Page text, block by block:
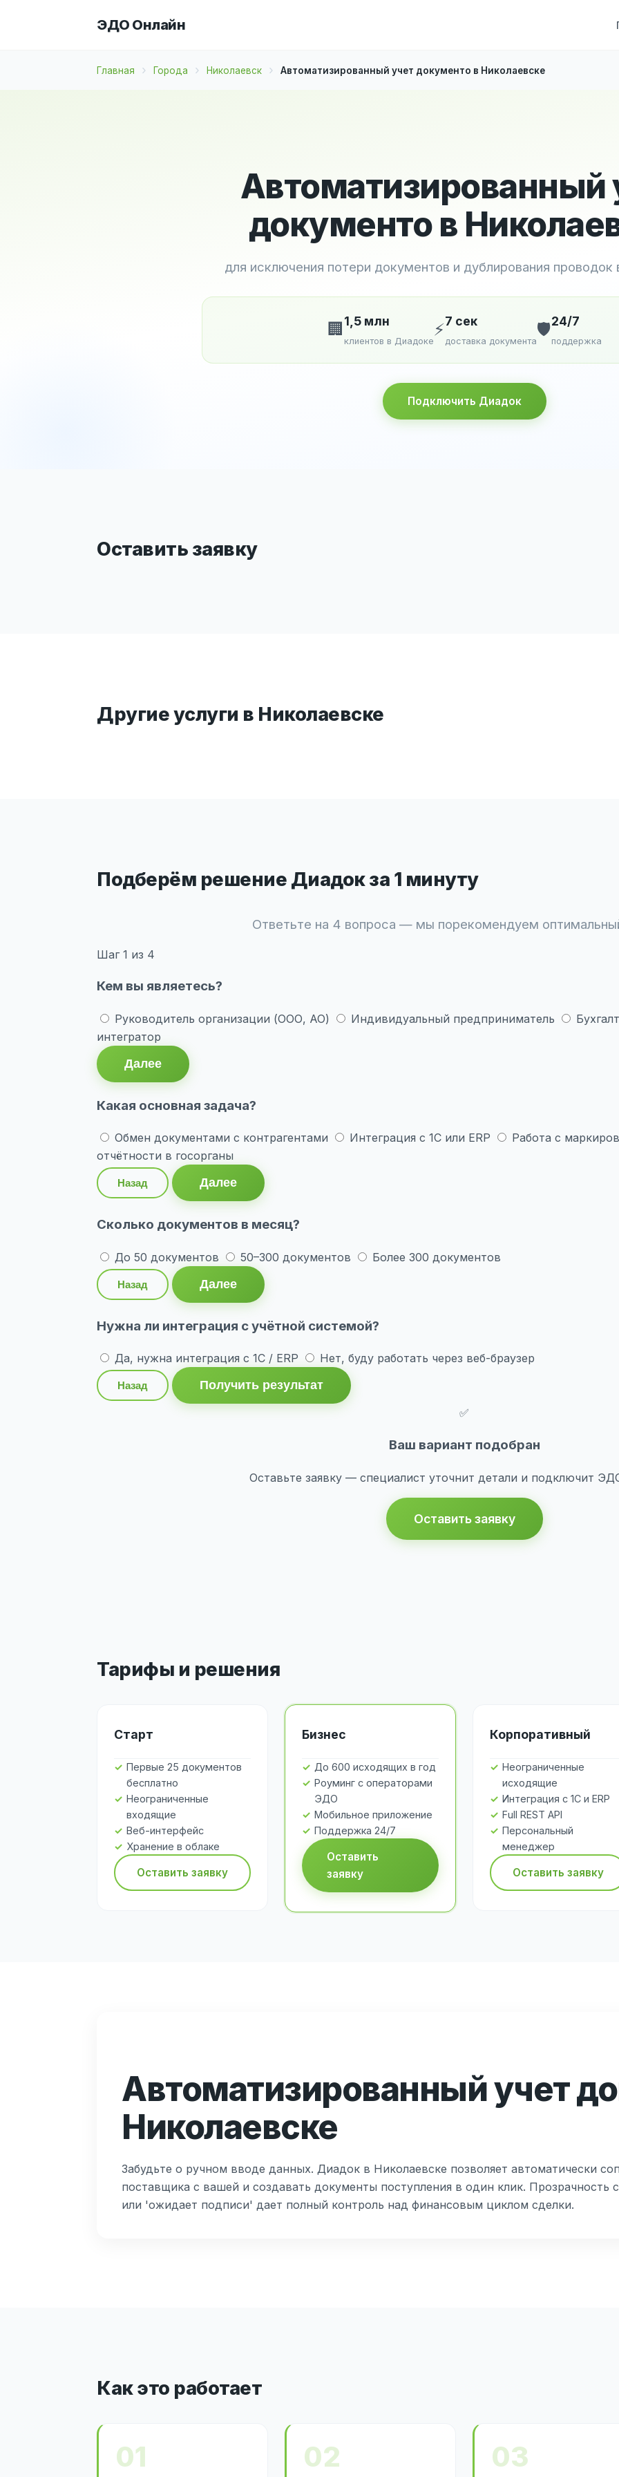
ЭДО Онлайн
Главная Города Николаевск Автоматизированный учет документо в Николаевске
Автоматизированный
документо в
для исключения потери документов и дублирования проводок
🏢 1,5 млн
клиентов в Диадоке
⚡7 сек
доставка документа
🛡️24/7
поддержка
Подключить Диадок
Оставить заявку
Другие услуги в Николаевске
Подберём решение Диадок за 1 минуту
Ответьте на 4 вопроса — мы порекомендуем
Шаг 1 из 4
Кем вы являетесь?
Руководитель организации (ООО, АО) Индивидуальный предприниматель
интегратор
Далее
Какая основная задача?
Обмен документами с контрагентами Интеграция с 1С или ERP Работа с
отчётности в госорганы
Назад Далее
Сколько документов в месяц?
До 50 документов 50–300 документов Более 300 документов
Назад Далее
Нужна ли интеграция с учётной системой?
Да, нужна интеграция с 1С / ERP Нет, буду работать через веб-браузер
Назад
Получить результат
✅
Ваш вариант подобран
Оставьте заявку — специалист уточнит детали и подключит
Оставить заявку
Тарифы и решения
Старт
Первые 25 документов
бесплатно
Неограниченные
входящие
Веб-интерфейс
Хранение в облаке
Оставить заявку
Бизнес
До 600 исходящих в год
Роуминг с операторами
ЭДО
Мобильное приложение
Поддержка 24/7
Оставить
заявку
Корпоративный
Неограниченные
исходящие
Интеграция с 1С и ERP
Full REST API
Персональный
менеджер
Оставить заявку
Автоматизированный учет
Николаевске
Забудьте о ручном вводе данных. Диадок в Николаевске позволяет автоматически
поставщика с вашей и создавать документы поступления в один клик. Прозрачность
или 'ожидает подписи' дает полный контроль над финансовым циклом сделки.
Как это работает
01 02 03